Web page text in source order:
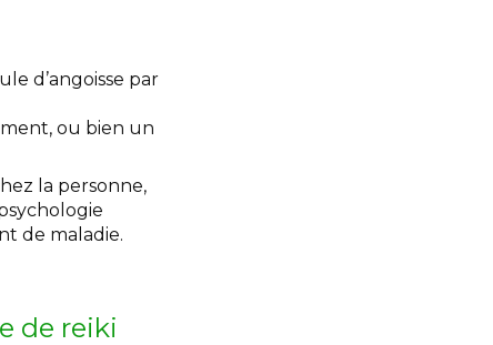
d’angoisse par
ou bien un
la personne,
de maladie.
de reiki